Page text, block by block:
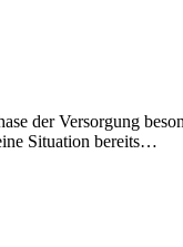
der Versorgung
Situation bereits…